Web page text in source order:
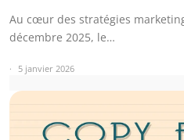
Au cœur des stratégies
décembre 2025, le…
5 janvier 2026